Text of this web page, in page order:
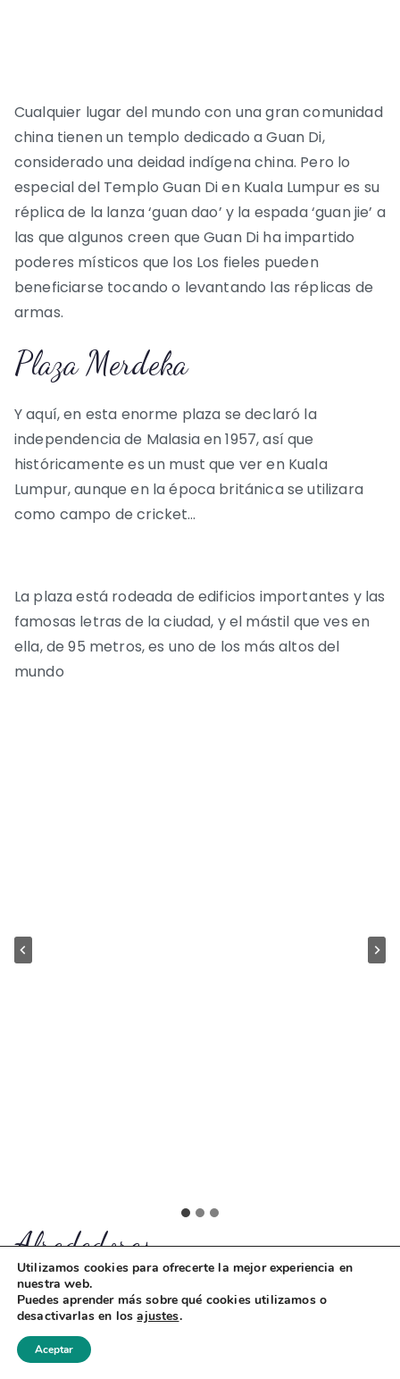
Cualquier lugar del mundo con una gran comunidad
china tienen un templo dedicado a Guan Di,
considerado una deidad indígena china. Pero lo
especial del Templo Guan Di en Kuala Lumpur es su
réplica de la lanza ‘guan dao’ y la espada ‘guan jie’ a
las que algunos creen que Guan Di ha impartido
poderes místicos que los Los fieles pueden
beneficiarse tocando o levantando las réplicas de
armas.
Plaza Merdeka
Y aquí, en esta enorme plaza se declaró la
independencia de Malasia en 1957, así que
históricamente es un must que ver en Kuala
Lumpur, aunque en la época británica se utilizara
como campo de cricket…
La plaza está rodeada de edificios importantes y las
famosas letras de la ciudad, y el mástil que ves en
ella, de 95 metros, es uno de los más altos del
mundo
Alrededores
Thean Hou Temple
Este templo no es solo una de las bellezas que ver
en Kuala Lumpur, es también uno de los templos
Utilizamos cookies para ofrecerte la mejor experiencia en
nuestra web.
Puedes aprender más sobre qué cookies utilizamos o
desactivarlas en losajustes.
Aceptar